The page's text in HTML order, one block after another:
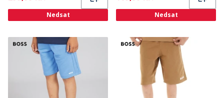
Nedsat Nedsat